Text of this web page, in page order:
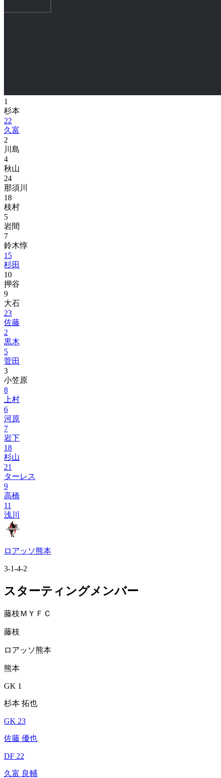
1
杉本
22
久富
2
川島
4
秋山
24
那須川
18
枝村
5
岩間
7
鈴木惇
15
杉田
10
押谷
9
大石
23
佐藤
2
黒木
5
菅田
3
小笠原
8
上村
6
河原
7
岩下
18
杉山
21
ターレス
9
高橋
11
浅川
ロアッソ熊本
3-1-4-2
スターティングメンバー
藤枝ＭＹＦＣ
藤枝
ロアッソ熊本
熊本
GK 1
杉本 拓也
GK 23
佐藤 優也
DF 22
久富 良輔